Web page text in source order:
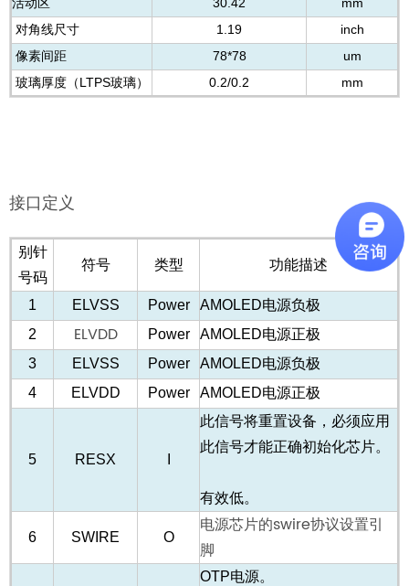
对角线尺寸
1.19
inch
像素间距
78*78
um
玻璃厚度（LTPS玻璃）
0 .2/0.2 mm
接口定义
别针
号码
符号 类型 功能描述
1 ELVSS Power
AMOLED电源负极
2
ELVDD Power
AMOLED电源正极
3
ELVSS Power
AMOLED电源负极
4
ELVDD Power AMOLED电源正极
5 RESX
此信号将重置设备，必须应用
此信号才能正确初始化芯片。
有效低。
6 SWIRE O
电源芯片的swire协议设置引
脚
OTP电源。